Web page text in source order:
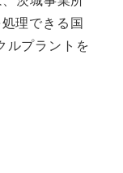
理できる国
ルプラントを